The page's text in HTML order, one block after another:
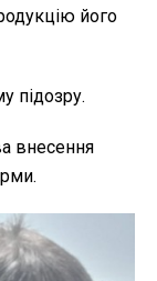
його
підозру.
внесення